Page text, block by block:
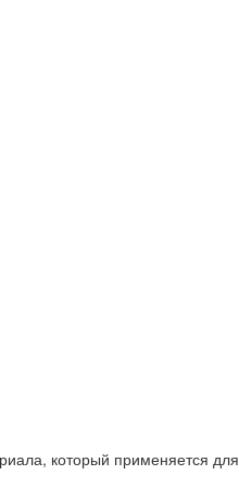
который применяется для